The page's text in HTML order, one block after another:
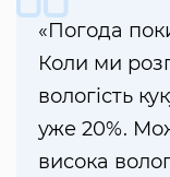
«Погода
Коли ми
вологість
уже 20%.
висока